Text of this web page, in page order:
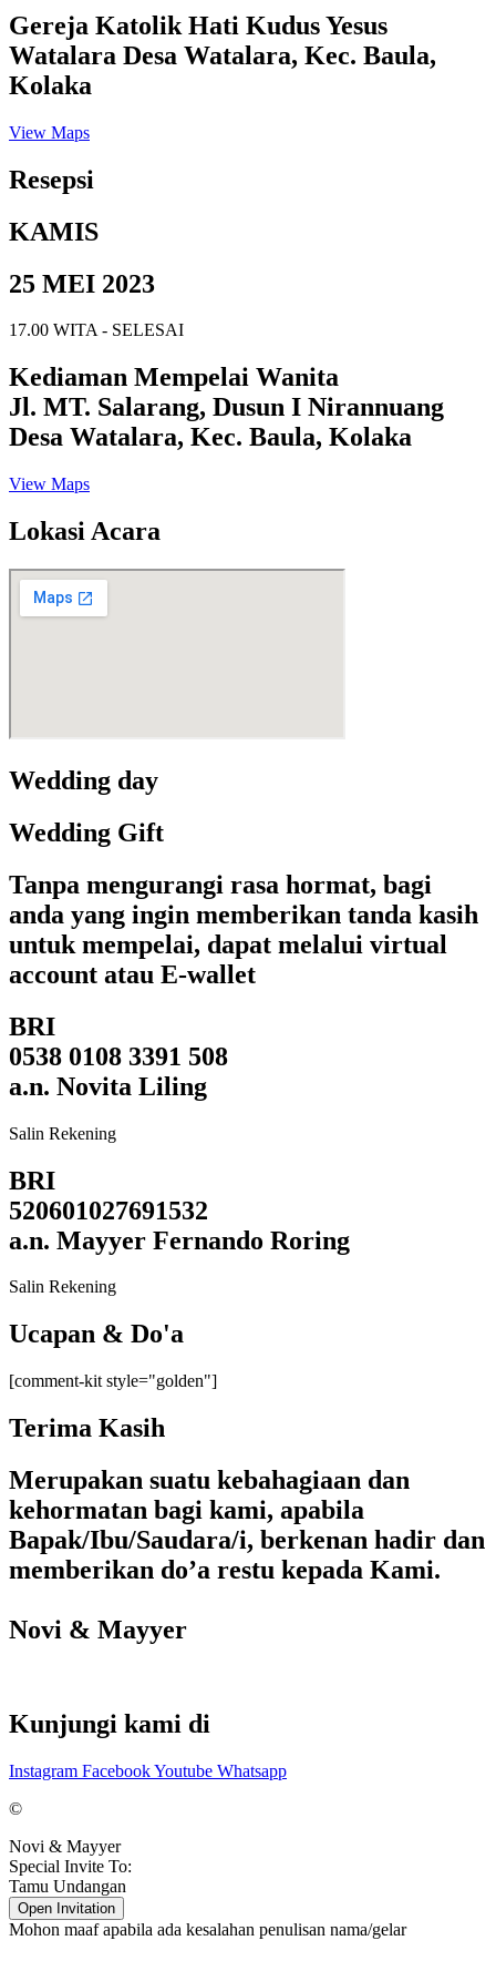
Gereja Katolik Hati Kudus Yesus
Watalara Desa Watalara, Kec. Baula,
Kolaka
View Maps
Resepsi
KAMIS
25 MEI 2023
17.00 WITA - SELESAI
Kediaman Mempelai Wanita
Jl. MT. Salarang, Dusun I Nirannuang
Desa Watalara, Kec. Baula, Kolaka
View Maps
Lokasi Acara
Wedding day
Wedding Gift
Tanpa mengurangi rasa hormat, bagi
anda yang ingin memberikan tanda kasih
untuk mempelai, dapat melalui virtual
account atau E-wallet
BRI
0538 0108 3391 508
a.n. Novita Liling
Salin Rekening
BRI
520601027691532
a.n. Mayyer Fernando Roring
Salin Rekening
Ucapan & Do'a
[comment-kit style="golden"]
Terima Kasih
Merupakan suatu kebahagiaan dan
kehormatan bagi kami, apabila
Bapak/Ibu/Saudara/i, berkenan hadir dan
memberikan do’a restu kepada Kami.
Novi & Mayyer
Kunjungi kami di
Instagram FacebookYoutube Whatsapp
©
Novi & Mayyer
Special Invite To:
Tamu Undangan
Open Invitation
Mohon maaf apabila ada kesalahan penulisan nama/gelar